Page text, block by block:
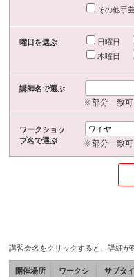
その他手
曜日を選ぶ 日曜日
木曜日
講師名で選ぶ
※部分一致可
ワークショッ
プ名で選ぶ
※部分一致可
講習会名をクリックすると、詳細が
開催場所
ワークシ
サブタイ